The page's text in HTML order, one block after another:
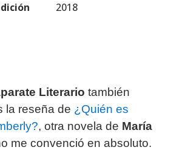
2018
Literario también
la reseña de ¿Quién es
, otra novela de María
me convenció en absoluto.